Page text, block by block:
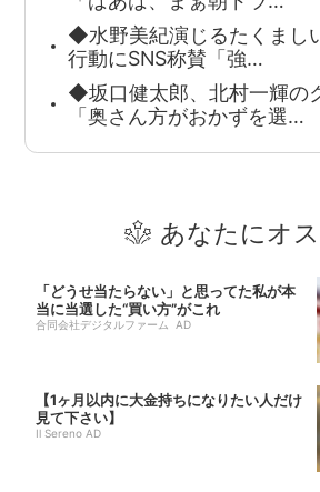
◆水野美紀演じるたくまし
行動にSNS称賛「強…
◆坂口健太郎、北村一輝の
「奥さん方がおかずを選…
あなたにオ
「どうせ当たらない」と思ってた私が本
当に当選した“買い方”がこれ
合同会社デジタルファーム AD
【1ヶ月以内に大金持ちになりたい人だけ
見て下さい】
Il Sereno AD